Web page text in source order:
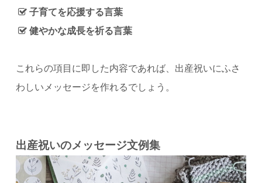
子育てを応援する言葉
健やかな成長を祈る言葉
これらの項目に即した内容であれば、出産祝いにふさ
わしいメッセージを作れるでしょう。
出産祝いのメッセージ文例集